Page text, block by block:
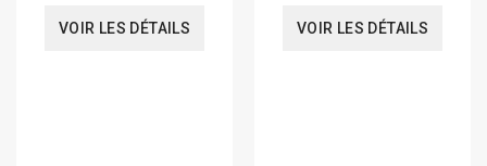
VOIR LES DÉTAILS VOIR LES DÉTAILS